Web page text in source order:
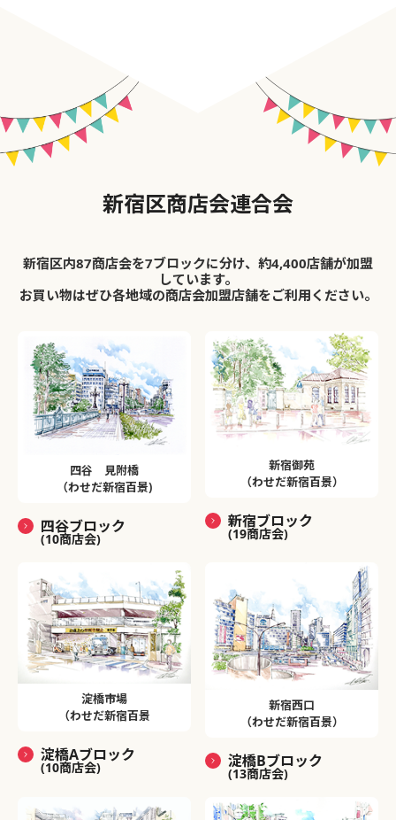
新宿区商店会連合会
新宿区内87商店会を7ブロックに分け、約4,400店舗が加盟
しています。
お買い物はぜひ各地域の商店会加盟店舗をご利用ください。
四谷 見附橋
（わせだ新宿百景)
四谷ブロック
(10商店会)
新宿御苑
（わせだ新宿百景）
新宿ブロック
(19商店会)
淀橋市場
（わせだ新宿百景
淀橋Aブロック
(10商店会)
新宿西口
（わせだ新宿百景）
淀橋Bブロック
(13商店会)